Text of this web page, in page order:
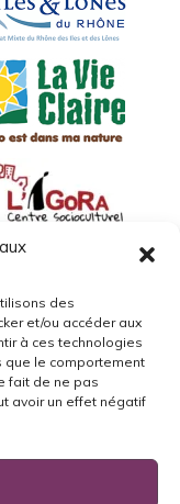
des
et/ou accéder aux
à ces technologies
le comportement
fait de ne pas
avoir un effet négatif